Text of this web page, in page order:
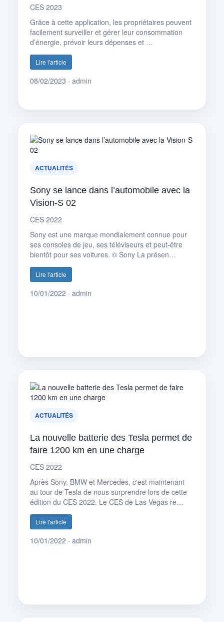
CES 2023
Grâce à cette application, les propriétaires peuvent
facilement surveiller et gérer leur consommation
d’énergie, prévoir leurs dépenses et …
Lire l'article
08/02/2023 · admin
ACTUALITÉS
Sony se lance dans l’automobile avec la
Vision-S 02
CES 2022
Sony est une marque mondialement connue pour
ses consoles de jeu, ses téléviseurs et peut-être
bientôt pour ses voitures. © Sony La présen…
Lire l'article
10/01/2022 · admin
ACTUALITÉS
La nouvelle batterie des Tesla permet de
faire 1200 km en une charge
CES 2022
Après Sony, BMW et Mercedes, c'est maintenant
au tour de Tesla de nous surprendre lors de cette
édition du CES 2022. Le CES de Las Vegas re…
Lire l'article
10/01/2022 · admin